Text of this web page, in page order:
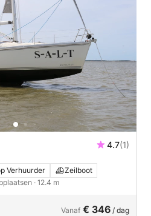
4.7(1)
Verhuurder
Zeilboot
· 12.4 m
Vanaf € 346 / dag